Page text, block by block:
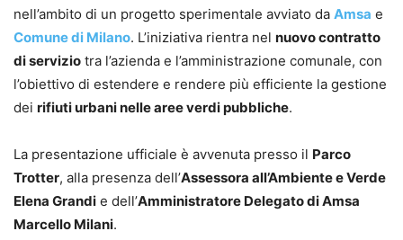
nell’ambito di un progetto sperimentale avviato da Amsa e
Comune di Milano. L’iniziativa rientra nel nuovo contratto
di servizio tra l’azienda e l’amministrazione comunale, con
l’obiettivo di estendere e rendere più efficiente la gestione
dei rifiuti urbani nelle aree verdi pubbliche.
La presentazione ufficiale è avvenuta presso il Parco
Trotter, alla presenza dell’Assessora all’Ambiente e Verde
Elena Grandi e dell’Amministratore Delegato di Amsa
Marcello Milani.